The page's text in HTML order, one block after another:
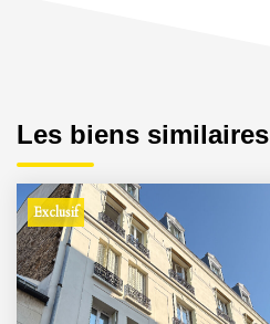
Les biens similaires
Exclusif